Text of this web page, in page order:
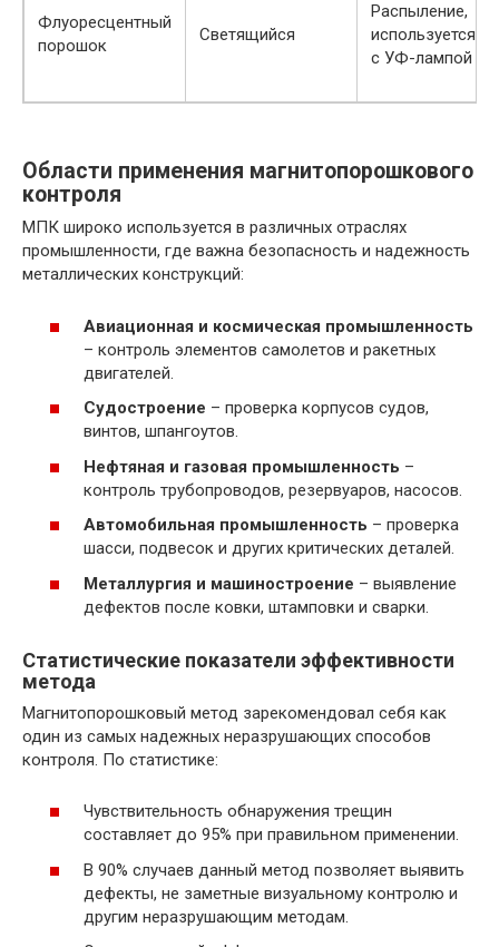
Флуоресцентный
порошок
Светящийся
Распыление,
используется
с УФ-лампой
Области применения магнитопорошкового
контроля
МПК широко используется в различных отраслях
промышленности, где важна безопасность и надежность
металлических конструкций:
Авиационная и космическая промышленность
– контроль элементов самолетов и ракетных
двигателей.
Судостроение – проверка корпусов судов,
винтов, шпангоутов.
Нефтяная и газовая промышленность –
контроль трубопроводов, резервуаров, насосов.
Автомобильная промышленность – проверка
шасси, подвесок и других критических деталей.
Металлургия и машиностроение – выявление
дефектов после ковки, штамповки и сварки.
Статистические показатели эффективности
метода
Магнитопорошковый метод зарекомендовал себя как
один из самых надежных неразрушающих способов
контроля. По статистике:
Чувствительность обнаружения трещин
составляет до 95% при правильном применении.
В 90% случаев данный метод позволяет выявить
дефекты, не заметные визуальному контролю и
другим неразрушающим методам.